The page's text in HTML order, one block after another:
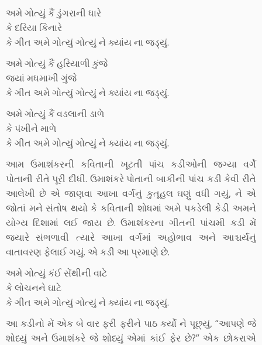
અમે ગોત્યું કૈં ડુંગરાની ધારે
કે દરિયા કિનારે
કે ગીત અમે ગોત્યું ગોત્યું ને ક્યાંય ના જડ્યું.
અમે ગોત્યું કૈં હરિયાળી કુંજે
જ્યાં મધમાખી ગુંજે
કે ગીત અમે ગોત્યું ગોત્યું ને ક્યાંય ના જડ્યું.
અમે ગોત્યું કૈં વડલાની ડાળે
કે પંખીને માળે
કે ગીત અમે ગોત્યું ગોત્યું ને ક્યાંય ના જડ્યું.
આમ ઉમાશંકરની કવિતાની ખૂટતી પાંચ કડીઓની જગ્યા વર્ગે
પોતાની રીતે પૂરી દીધી. ઉમાશંકરે પોતાની બાકીની પાંચ કડી કેવી રીતે
આલેખી છે એ જાણવા આખા વર્ગનું કુતૂહલ ઘણું વધી ગયું, ને એ
જોતાં મને સંતોષ થયો કે કવિતાની શોધમાં અમે પકડેલી કેડી અમને
યોગ્ય દિશામાં લઈ જાય છે. ઉમાશંકરના ગીતની પાંચમી કડી મેં
જ્યારે સંભળાવી ત્યારે આખા વર્ગમાં અહોભાવ અને આશ્ચર્યનું
વાતાવરણ ફેલાઈ ગયું. એ કડી આ પ્રમાણે છે.
અમે ગોત્યું કંઈ સેંથીની વાટે
કે લોચનને ઘાટે
કે ગીત અમે ગોત્યું ગોત્યું ને ક્યાંય ના જડ્યું.
આ કડીનો મેં એક બે વાર ફરી ફરીને પાઠ કર્યો ને પૂછ્યું, “આપણે જે
શોધ્યું અને ઉમાશંકરે જે શોધ્યું એમાં કાંઈ ફેર છે?” એક છોકરાએ